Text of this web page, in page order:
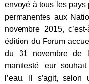
envoyé à tous les pays
permanentes aux
novembre 2015,
édition du Forum
du 31 novembre de
manifesté leur
l’eau. Il s’agit,